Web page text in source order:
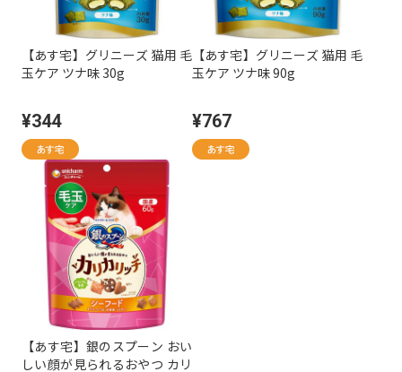
【あす宅】グリニーズ 猫用 毛
玉ケア ツナ味 30g
¥344
【あす宅】グリニーズ 猫用 毛
玉ケア ツナ味 90g
¥767
【あす宅】銀のスプーン おい
しい顔が見られるおやつ カリ